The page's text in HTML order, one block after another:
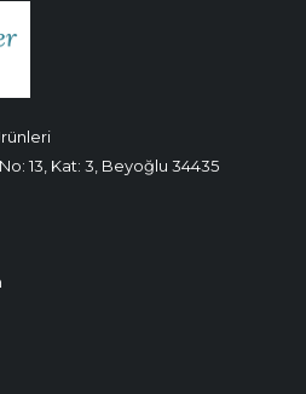
13, Kat: 3, Beyoğlu 34435